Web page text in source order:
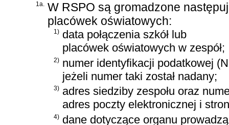
1a. W RSPO są gromadzone
placówek oświatowych:
1) data połączenia szkół lub
placówek oświatowych w zespół;
2) numer identyfikacji podatkowej
jeżeli numer taki został nadany;
3) adres siedziby zespołu oraz
adres poczty elektronicznej i
4) dane dotyczące organu